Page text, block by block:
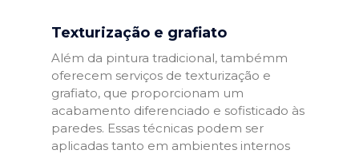
Texturização e grafiato
Além da pintura tradicional, tambémm
oferecem serviços de texturização e
grafiato, que proporcionam um
acabamento diferenciado e sofisticado às
paredes. Essas técnicas podem ser
aplicadas tanto em ambientes internos